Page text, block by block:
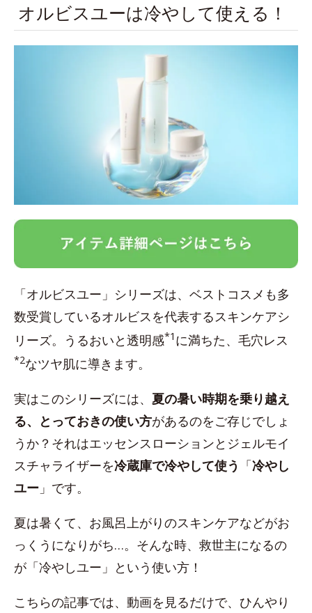
オルビスユーは冷やして使える！
「オルビスユー」シリーズは、ベストコスメも多
数受賞しているオルビスを代表するスキンケアシ
リーズ。うるおいと透明感*1 に満ちた、毛穴レス
*2なツヤ肌に導きます。
実はこのシリーズには、 夏の暑い時期を乗り越え
る、とっておきの使い方があるのをご存じでしょ
うか？それはエッセンスローションとジェルモイ
スチャライザーを冷蔵庫で冷やして使う 「冷やし
ユー 」です。
夏は暑くて、お風呂上がりのスキンケアなどがお
っくうになりがち…。そんな時、救世主になるの
が「冷やしユー」という使い方！
こちらの記事では、動画を見るだけで、ひんやり